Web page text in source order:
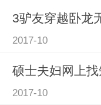
3驴友穿越卧龙
2017-10
硕士夫妇网上
2017-10